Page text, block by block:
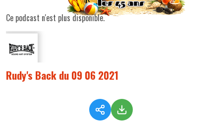
Ce podcast n'est plus disponible.
Rudy's Back du 09 06 2021